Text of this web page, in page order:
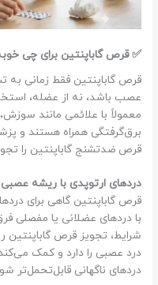
✅ قرص گاباپنتین برای چی
قرص گاباپنتین فقط زمانی
عصب باشد، نه از عضله،
معمولاً با علائمی مانند
برق‌گرفتگی همراه هستند و
قرص ضدتشنج گاباپنتین را
دردهای ارتوپدی با ریشه عصبی
قرص گاباپنتین گاهی برای
با دردهای عضلانی یا مفصلی
شرایط، تجویز قرص
درد عصبی را دارد و کمک
دردهای ناگهانی قابل‌تحمل‌تر